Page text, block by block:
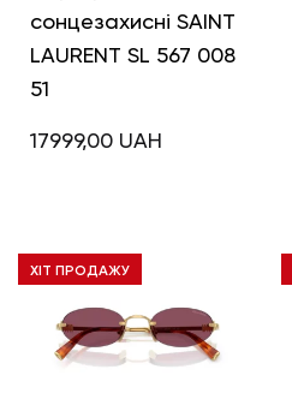
сонцезахисні SAINT
LAURENT SL 567 008
51
17999,00 UAH
ХІТ ПРОДАЖУ